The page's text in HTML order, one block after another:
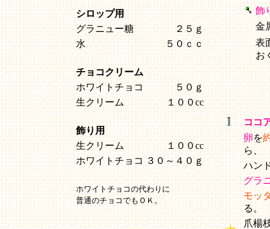
シロップ用
グラニュー糖
２５ｇ
水
５０ｃｃ
チョコクリーム
ホワイトチョコ
５０ｇ
生クリーム
１００cc
飾り用
生クリーム
１００cc
ホワイトチョコ ３０～４０ｇ
ホワイトチョコの代わりに
普通のチョコでもＯＫ。
飾
金
表
お
ココ
卵を
ら、
ハン
グラ
モッ
る
爪楊